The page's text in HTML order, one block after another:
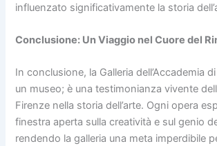
influenzato significativamente la storia
Conclusione: Un Viaggio nel Cuore del
In conclusione, la Galleria dell’Accademia
un museo; è una testimonianza vivente
Firenze nella storia dell’arte. Ogni opera
finestra aperta sulla creatività e sul genio
rendendo la galleria una meta imperdibile